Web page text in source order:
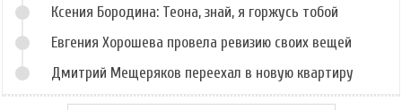
Ксения Бородина: Теона, знай, я горжусь тобой
Евгения Хорошева провела ревизию своих вещей
Дмитрий Мещеряков переехал в новую квартиру